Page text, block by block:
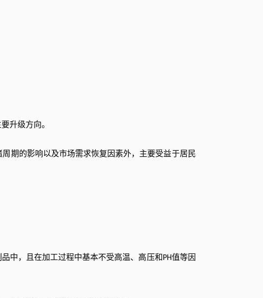
升级方向。
期的影响以及市场需求恢复因素外，主要受益于居民
中，且在加工过程中基本不受高温、高压和PH值等因